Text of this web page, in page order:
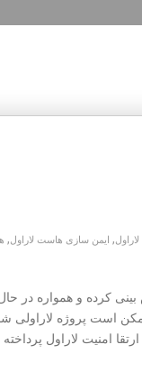
, ایمن سازی هاست لاراول,
همواره ویژگی های امنیتی بسیاری در نسخه های مختلف آن به خصوص 5، پیش
است پروژه لاراولی
به 7 نکته طلایی در ایمن سازی و ارتقا امنیت لاراول